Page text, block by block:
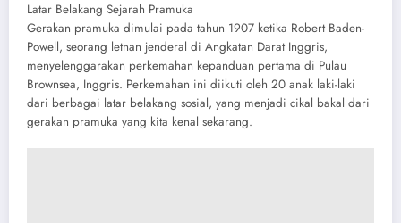
Latar Belakang Sejarah Pramuka
Gerakan pramuka dimulai pada tahun 1907 ketika Robert Baden-
Powell, seorang letnan jenderal di Angkatan Darat Inggris,
menyelenggarakan perkemahan kepanduan pertama di Pulau
Brownsea, Inggris. Perkemahan ini diikuti oleh 20 anak laki-laki
dari berbagai latar belakang sosial, yang menjadi cikal bakal dari
gerakan pramuka yang kita kenal sekarang.